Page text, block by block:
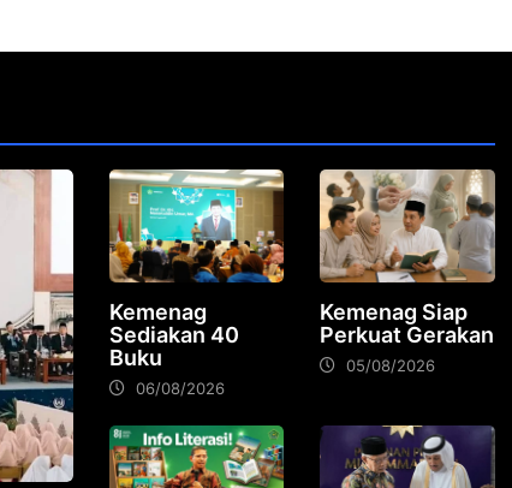
Kemenag
Sediakan 40
Buku
06/08/2026
Kemenag Siap
Perkuat Gerakan
05/08/2026